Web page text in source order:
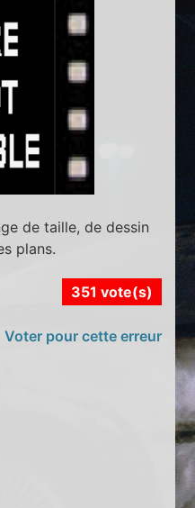
de taille, de dessin
plans.
351 vote(s)
Voter pour cette erreur